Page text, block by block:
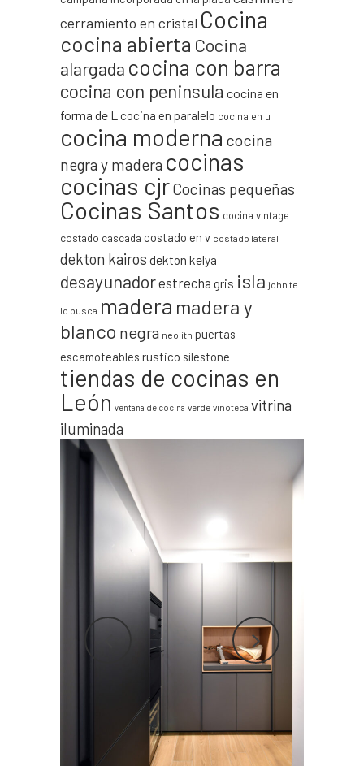
cerramiento en cristal Cocina
cocina abierta Cocina
alargada cocina con barra
cocina con peninsula cocina en
forma de L cocina en paralelo cocina en u
cocina moderna cocina
negra y madera cocinas
cocinas cjrCocinas pequeñas
Cocinas Santos cocina vintage
costado cascada costado en v costado lateral
dekton kairos dekton kelya
desayunadorestrecha gris isla john te
lo busca madera madera y
blanco negra neolith puertas
escamoteables rustico silestone
tiendas de cocinas en
León ventana de cocina verde vinoteca vitrina
iluminada